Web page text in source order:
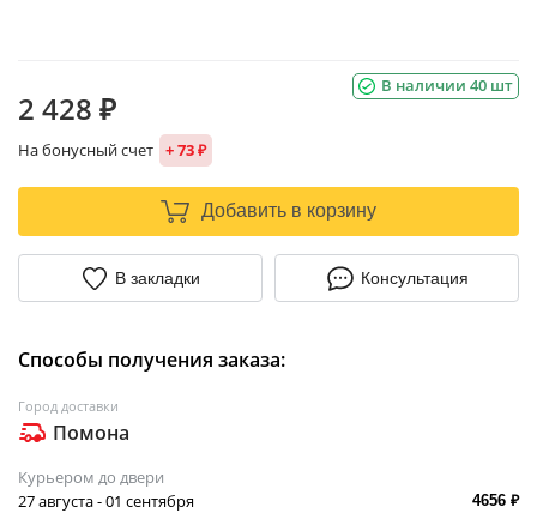
В наличии 40 шт
2 428 ₽
На бонусный счет + 73 ₽
Добавить в корзину
В закладки Консультация
Способы получения заказа:
Город доставки
Помона
Курьером до двери
27 августа - 01 сентября
4656 ₽